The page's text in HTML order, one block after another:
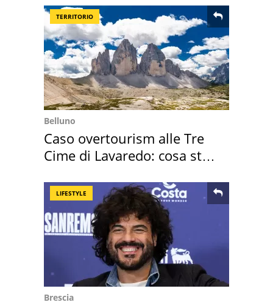
TERRITORIO
Belluno
Caso overtourism alle Tre
Cime di Lavaredo: cosa sta
LIFESTYLE
Brescia